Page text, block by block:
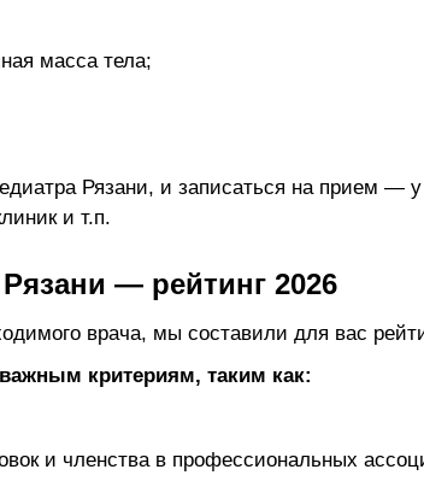
масса тела;
Рязани, и записаться на прием —
и т.п.
— рейтинг 2026
врача, мы составили для вас
критериям, таким как:
и членства в профессиональных